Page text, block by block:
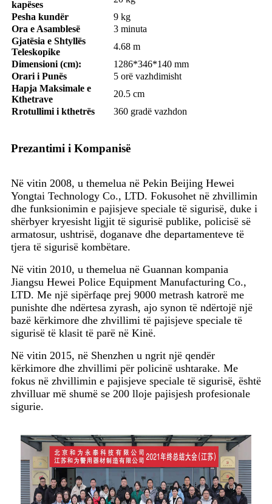
kapëses
Pesha kundër
9 kg
Ora e Asamblesë
3 minuta
Gjatësia e Shtyllës
Teleskopike
4.68 m
Dimensioni (cm):
1286*346*140 mm
Orari i Punës
5 orë vazhdimisht
Hapja Maksimale e
Kthetrave
20.5 cm
Rrotullimi i kthetrës
360 gradë vazhdon
Prezantimi i Kompanisë
Në vitin 2008, u themelua në Pekin Beijing Hewei
Yongtai Technology Co., LTD. Fokusohet në zhvillimin
dhe funksionimin e pajisjeve speciale të sigurisë, duke i
shërbyer kryesisht ligjit të sigurisë publike, policisë së
armatosur, ushtrisë, doganave dhe departamenteve të
tjera të sigurisë kombëtare.
Në vitin 2010, u themelua në Guannan kompania
Jiangsu Hewei Police Equipment Manufacturing Co.,
LTD. Me një sipërfaqe prej 9000 metrash katrorë me
punishte dhe ndërtesa zyrash, ajo synon të ndërtojë një
bazë kërkimore dhe zhvillimi të pajisjeve speciale të
sigurisë të klasit të parë në Kinë.
Në vitin 2015, në Shenzhen u ngrit një qendër
kërkimore dhe zhvillimi për policinë ushtarake. Me
fokus në zhvillimin e pajisjeve speciale të sigurisë, është
zhvilluar më shumë se 200 lloje pajisjesh profesionale
sigurie.